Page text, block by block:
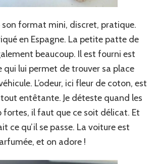
son format mini, discret, pratique.
en Espagne. La petite patte de
beaucoup. Il est fourni est
qui lui permet de trouver sa place
L’odeur, ici fleur de coton, est
entêtante. Je déteste quand les
fortes, il faut que ce soit délicat. Et
ce qu’il se passe. La voiture est
et on adore !